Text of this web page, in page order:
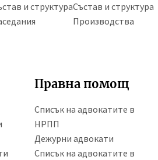
и структураСъстав и структура
Производства
Правна помощ
Списък на адвокатите в
НРПП
Дежурни адвокати
Списък на адвокатите в